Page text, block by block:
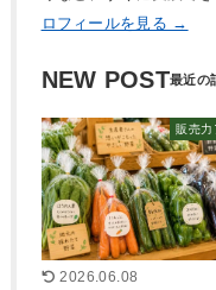
ロフィールを見る →
NEW POST
販売力
2026.06.08